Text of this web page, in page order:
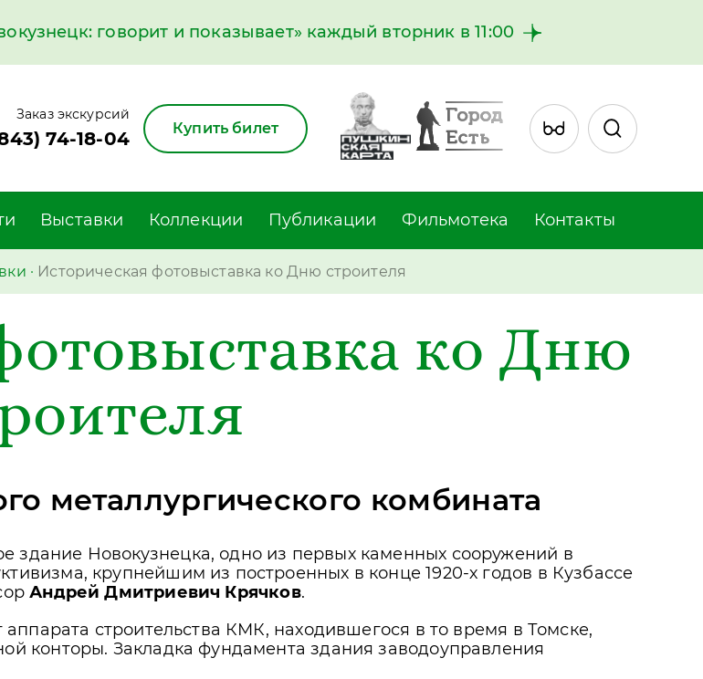
говорит и показывает» каждый вторник в 11:00
Заказ экскурсий
74-18-04 Купить билет
Выставки Коллекции Публикации Фильмотека Контакты
· Историческая фотовыставка ко Дню строителя
ко Дню
металлургического комбината
Новокузнецка, одно из первых каменных сооружений в
крупнейшим из построенных в конце 1920-х годов в Кузбассе
Андрей Дмитриевич Крячков.
строительства КМК, находившегося в то время в Томске,
конторы. Закладка фундамента здания заводоуправления